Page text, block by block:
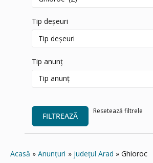
Tip deșeuri
Tip anunț
FILTREAZĂ
Resetează filtrele
Acasă Anunțuri județul Arad Ghioroc